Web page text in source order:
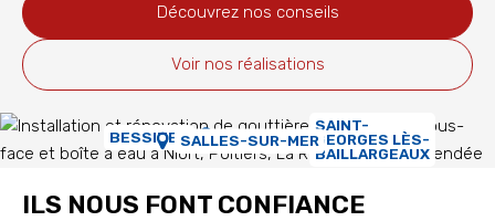
Découvrez nos conseils
Voir nos réalisations
SAINT-
GEORGES LÈS-
BAILLARGEAUX
BESSINESSALLES-SUR-MER
ILS NOUS FONT CONFIANCE